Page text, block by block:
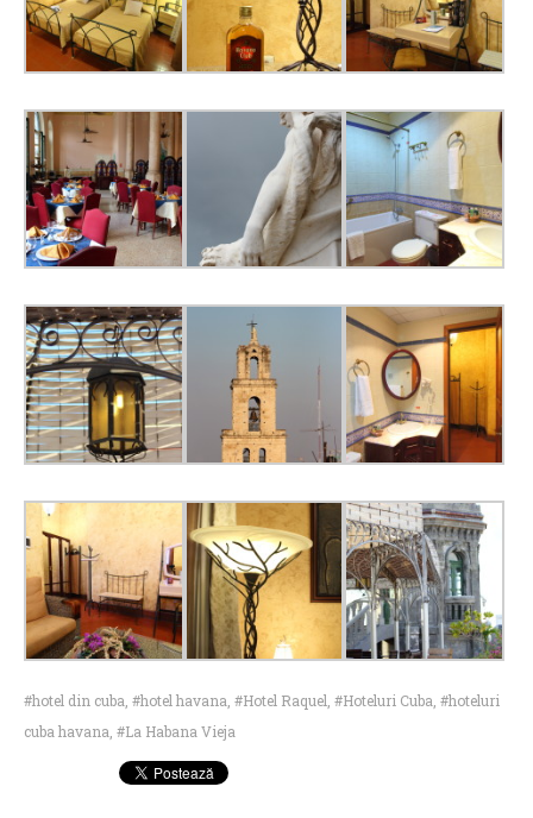
hotel din cuba hotel havana Hotel Raquel Hoteluri Cuba
hoteluri
cuba havana
La Habana Vieja